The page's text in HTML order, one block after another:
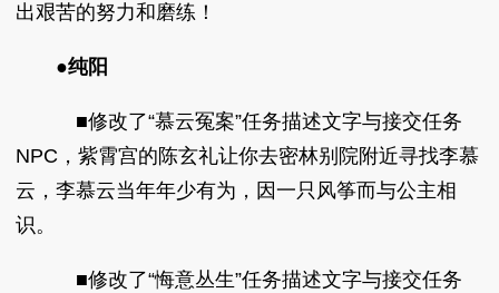
出艰苦的努力和磨练！
●纯阳
■修改了“慕云冤案”任务描述文字与接交任务
NPC，紫霄宫的陈玄礼让你去密林别院附近寻找李慕
云，李慕云当年年少有为，因一只风筝而与公主相
识。
■修改了“悔意丛生”任务描述文字与接交任务